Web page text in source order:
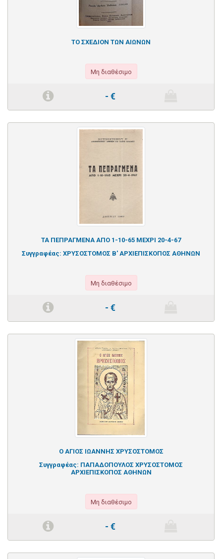
ΤΟ ΣΧΕΔΙΟΝ ΤΩΝ ΑΙΩΝΩΝ
Μη διαθέσιμο
- €
ΤΑ ΠΕΠΡΑΓΜΕΝΑ ΑΠΟ 1-10-65 ΜΕΧΡΙ 20-4-67
Συγγραφέας: ΧΡΥΣΟΣΤΟΜΟΣ Β' ΑΡΧΙΕΠΙΣΚΟΠΟΣ ΑΘΗΝΩΝ
Μη διαθέσιμο
- €
Ο ΑΓΙΟΣ ΙΩΑΝΝΗΣ ΧΡΥΣΟΣΤΟΜΟΣ
Συγγραφέας: ΠΑΠΑΔΟΠΟΥΛΟΣ ΧΡΥΣΟΣΤΟΜΟΣ
ΑΡΧΙΕΠΙΣΚΟΠΟΣ ΑΘΗΝΩΝ
Μη διαθέσιμο
- €